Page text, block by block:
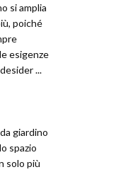
si amplia
poiché
esigenze
...
giardino
spazio
solo più